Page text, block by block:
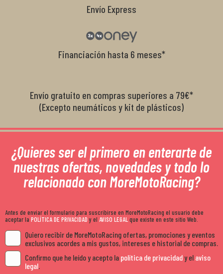
Envío Express
Financiación hasta 6 meses*
Envío gratuito en compras superiores a 79€*
(Excepto neumáticos y kit de plásticos)
¿Quieres ser el primero en enterarte de
nuestras ofertas, novedades y todo lo
relacionado con MoreMotoRacing?
Antes de enviar el formulario para suscribirse en MoreMotoRacing el usuario debe
aceptar la POLÍTICA DE PRIVACIDADy el AVISO LEGALque existe en este sitio Web.
Quiero recibir de MoreMotoRacing ofertas, promociones y eventos
exclusivos acordes a mis gustos, intereses e historial de compras.
Confirmo que he leído y acepto la política de privacidady el aviso
legal